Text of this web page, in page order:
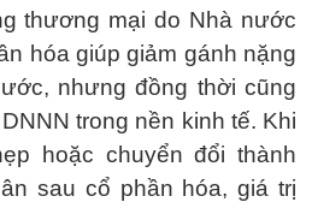
thương mại do Nhà nước
hóa giúp giảm gánh nặng
nhưng đồng thời cũng
trong nền kinh tế. Khi
hoặc chuyển đổi thành
sau cổ phần hóa, giá trị